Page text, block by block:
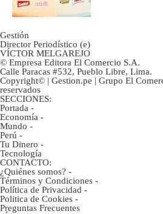
Gestión
Director Periodístico (e)
VÍCTOR MELGAREJO
© Empresa Editora El Comercio S.A.
Calle Paracas #532, Pueblo Libre, Lima.
Copyright© | Gestion.pe | Grupo El
reservados
SECCIONES:
Portada -
Economía -
Mundo -
Perú -
Tu Dinero -
Tecnología
CONTACTO:
¿Quiénes somos? -
Términos y Condiciones -
Política de Privacidad -
Politica de Cookies -
Preguntas Frecuentes